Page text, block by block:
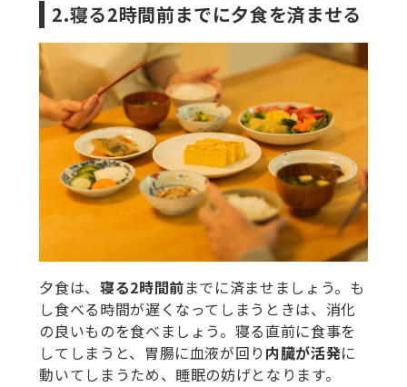
2.寝る2時間前までに夕食を済ませる
夕食は、 寝る2時間前までに済ませましょう。も
し食べる時間が遅くなってしまうときは、消化
の良いものを食べましょう。寝る直前に食事を
してしまうと、胃腸に血液が回り 内臓が活発に
動いてしまうため、睡眠の妨げとなります。